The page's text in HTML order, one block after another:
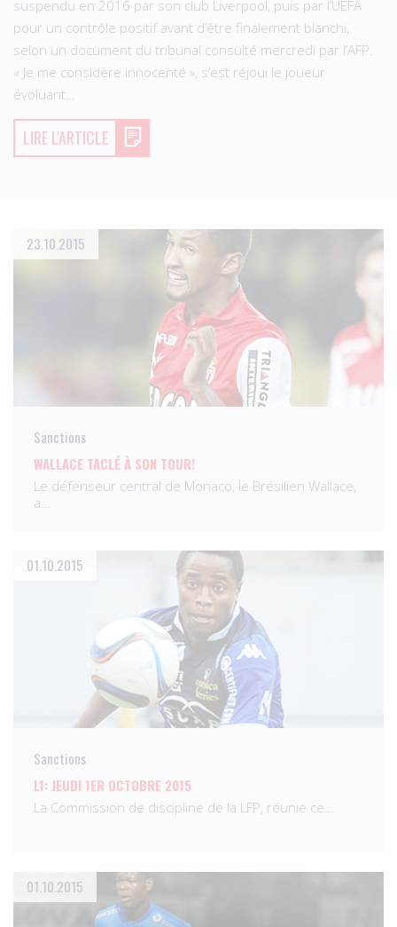
suspendu en 2016 par son club Liverpool, puis par l’UEFA
pour un contrôle positif avant d’être finalement blanchi,
selon un document du tribunal consulté mercredi par l’AFP.
« Je me considère innocenté », s’est réjoui le joueur
évoluant…
LIRE L'ARTICLE
23.10.2015
Sanctions
WALLACE TACLÉ À SON TOUR!
Le défenseur central de Monaco, le Brésilien Wallace,
a…
01.10.2015
Sanctions
L1: JEUDI 1ER OCTOBRE 2015
La Commission de discipline de la LFP, réunie ce…
01.10.2015